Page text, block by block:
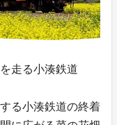
走る小湊鉄道
る小湊鉄道の終着